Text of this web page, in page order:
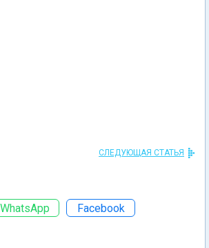
СЛЕДУЮЩАЯ СТАТЬЯ
WhatsApp Facebook